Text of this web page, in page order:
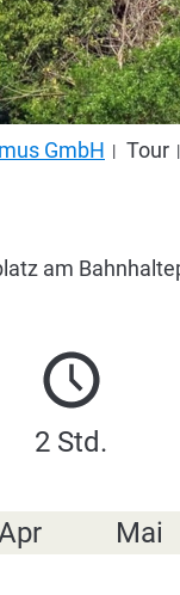
GmbH Tour
am
2 Std.
Mai